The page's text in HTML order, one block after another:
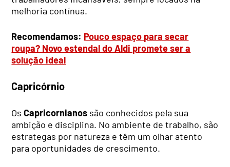
melhoria contínua.
Recomendamos: Pouco espaço para secar
roupa? Novo estendal do Aldi promete ser a
solução ideal
Capricórnio
OsCapricornianos são conhecidos pela sua
ambição e disciplina. No ambiente de trabalho, são
estrategas por natureza e têm um olhar atento
para oportunidades de crescimento.